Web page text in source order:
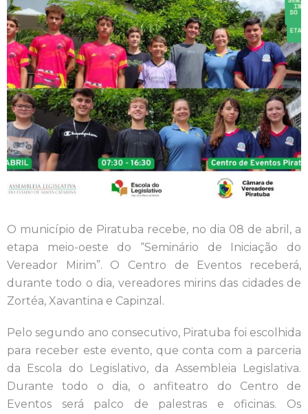
O município de Piratuba recebe, no dia 08 de abril, a
etapa meio-oeste do “Seminário de Iniciação do
Vereador Mirim”. O Centro de Eventos receberá,
durante todo o dia, vereadores mirins das cidades de
Zortéa, Xavantina e Capinzal.
Pelo segundo ano consecutivo, Piratuba foi escolhida
para receber este evento, que conta com a parceria
da Escola do Legislativo, da Assembleia
Legislativa.
Durante todo o dia, o anfiteatro do Centro de
Eventos será palco de palestras e oficinas. Os